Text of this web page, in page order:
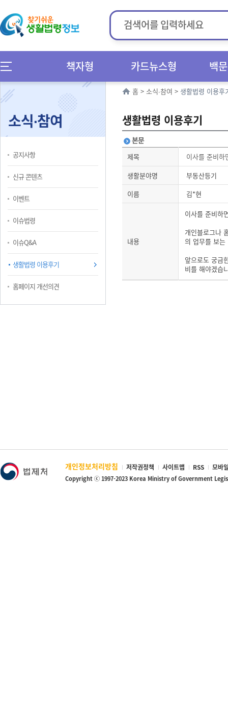
책자형 카드뉴스형 백
소식∙참여
공지사항
신규 콘텐츠
이벤트
이슈법령
이슈Q&A
생활법령 이용후기
홈페이지 개선의견
홈 > 소식∙참여 > 생활법령 이용후
생활법령 이용후기
본문
제목
이사를 준비하
생활분야명
부동산등기
이름
김*현
내용
이사를 준비하
개인블로그나
의 업무를 보는
앞으로도 궁금
비를 해야겠습
개인정보처리방침 저작권정책 사이트맵 RSS 모바
Copyright ⓒ 1997-2023 Korea Ministry of Government